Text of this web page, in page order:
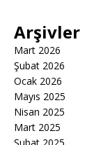
Arşivler
Mart 2026
Şubat 2026
Ocak 2026
Mayıs 2025
Nisan 2025
Mart 2025